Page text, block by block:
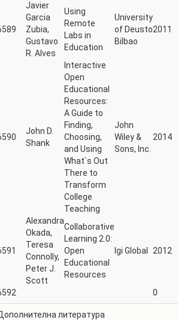
Javier
Garcia
Zubia,
Gustavo
R. Alves
Using
Remote
Labs in
Education
University
of Deusto
Bilbao
2011
John D.
Shank
Interactive
Open
Educational
Resources:
A Guide to
Finding,
Choosing,
and Using
What`s Out
There to
Transform
College
Teaching
John
Wiley &
Sons, Inc.
2014
Alexandra
Okada,
Teresa
Connolly,
Peter J.
Scott
Collaborative
Learning 2.0:
Open
Educational
Resources
Igi Global 2012
0
литература